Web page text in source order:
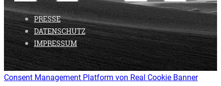
PRESSE
DATENSCHUTZ
IMPRESSUM
Consent Management Platform von Real Cookie Banner